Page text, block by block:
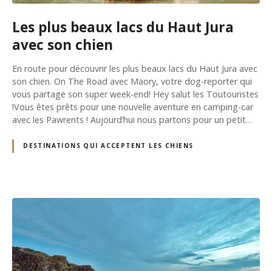
Les plus beaux lacs du Haut Jura
avec son chien
En route pour découvrir les plus beaux lacs du Haut Jura avec
son chien. On The Road avec Maory, votre dog-reporter qui
vous partage son super week-end! Hey salut les Toutouristes
!Vous êtes prêts pour une nouvelle aventure en camping-car
avec les Pawrents ! Aujourd’hui nous partons pour un petit…
DESTINATIONS QUI ACCEPTENT LES CHIENS